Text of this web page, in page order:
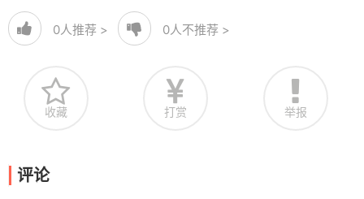
0人推荐 > 0人不推荐 >
收藏 打赏 举报
评论